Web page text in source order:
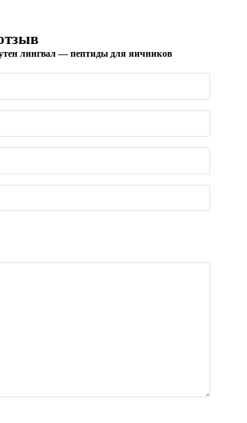
лингвал — пептиды для яичников